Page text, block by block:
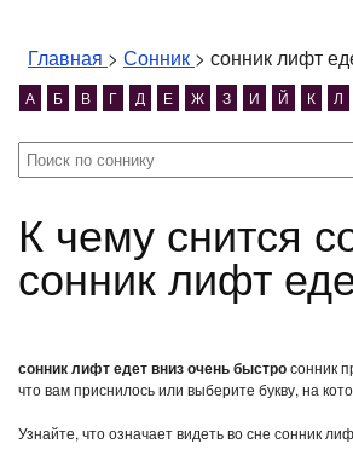
Главная > Сонник > сонник лифт
А Б В Г Д Е Ж З И Й К Л
К чему снится сонник лифт едет вниз очень быстро?
сонник лифт
сонник лифт едет вниз очень быстросонник
что вам приснилось или выберите букву, на
Узнайте, что означает видеть во сне сонник